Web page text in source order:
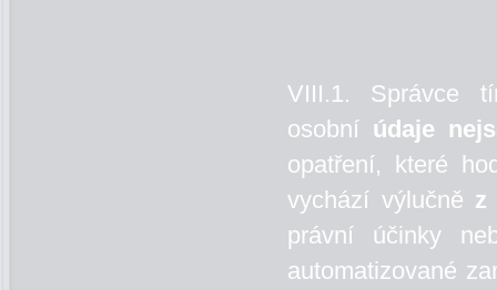
VIII.1. Správce
osobní údaje
opatření, které
vychází výlučně z
právní účinky
automatizované